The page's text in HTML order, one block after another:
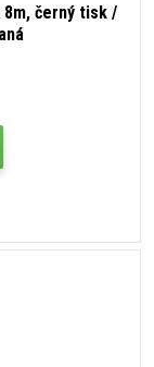
8m, černý tisk /